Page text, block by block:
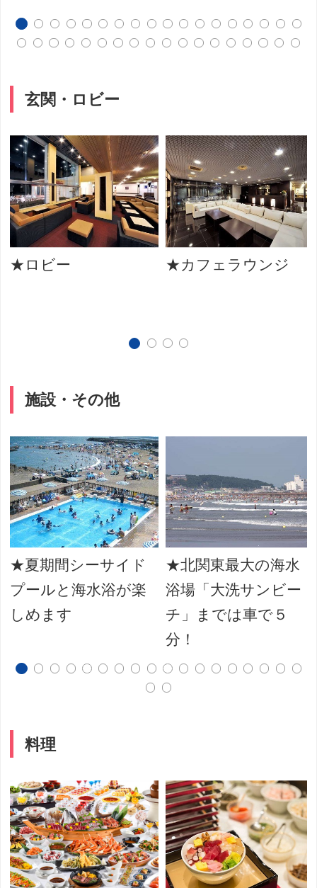
玄関・ロビー
★ロビー ★カフェラウンジ
施設・その他
★夏期間シーサイド
プールと海水浴が楽
しめます
★北関東最大の海水
浴場「大洗サンビー
チ」までは車で５
分！
料理